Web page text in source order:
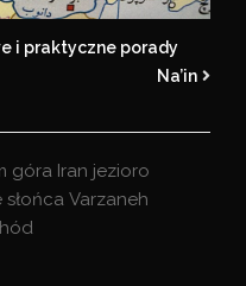
i praktyczne porady
Na’in
góra Iran jezioro
słońca Varzaneh